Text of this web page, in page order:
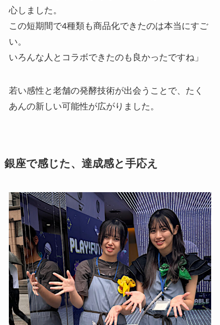
心しました。
この短期間で4種類も商品化できたのは本当にすご
い。
いろんな人とコラボできたのも良かったですね」
若い感性と老舗の発酵技術が出会うことで、たく
あんの新しい可能性が広がりました。
銀座で感じた、達成感と手応え